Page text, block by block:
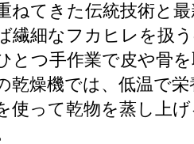
ねてきた伝統技術と
繊細なフカヒレを扱う
とつ手作業で皮や骨を
乾燥機では、低温で
使って乾物を蒸し上